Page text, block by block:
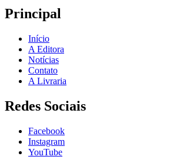
Principal
Início
A Editora
Notícias
Contato
A Livraria
Redes Sociais
Facebook
Instagram
YouTube